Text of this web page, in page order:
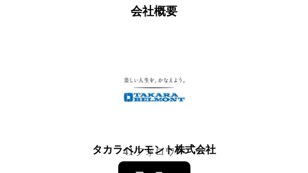
会社概要
タカラベルモント株式会社
41フォロワー